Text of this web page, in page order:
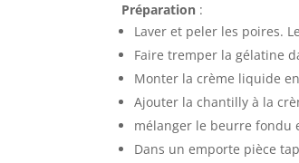
Préparation :
Laver et peler les poires.
Faire tremper la gélatine
Monter la crème liquide
Ajouter la chantilly à la
mélanger le beurre fondu
Dans un emporte pièce